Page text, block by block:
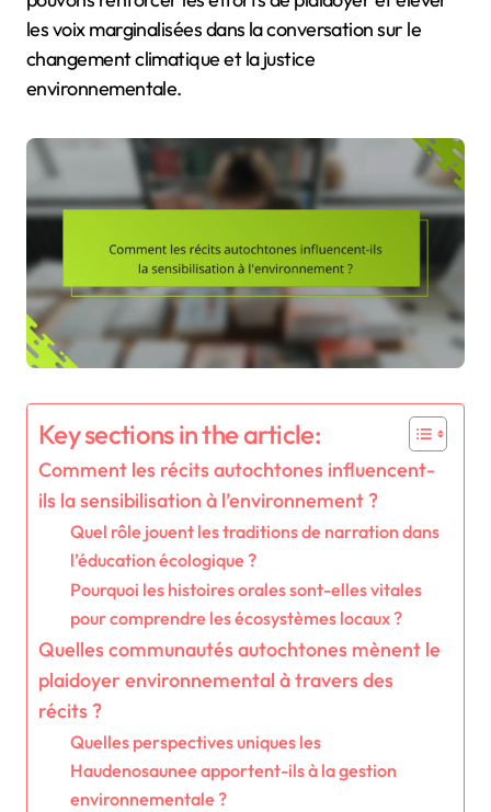
les voix marginalisées dans la conversation sur le
changement climatique et la justice
environnementale.
Key sections in the article:
Comment les récits autochtones influencent-
ils la sensibilisation à l’environnement ?
Quel rôle jouent les traditions de narration dans
l’éducation écologique ?
Pourquoi les histoires orales sont-elles vitales
pour comprendre les écosystèmes locaux ?
Quelles communautés autochtones mènent le
plaidoyer environnemental à travers des
récits ?
Quelles perspectives uniques les
Haudenosaunee apportent-ils à la gestion
environnementale ?